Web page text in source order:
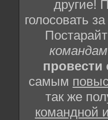
другие!
голосовать
провести
самым
так же
командной